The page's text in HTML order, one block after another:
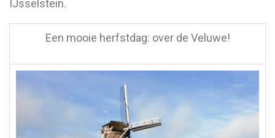
IJsselstein.
Een mooie herfstdag: over de Veluwe!